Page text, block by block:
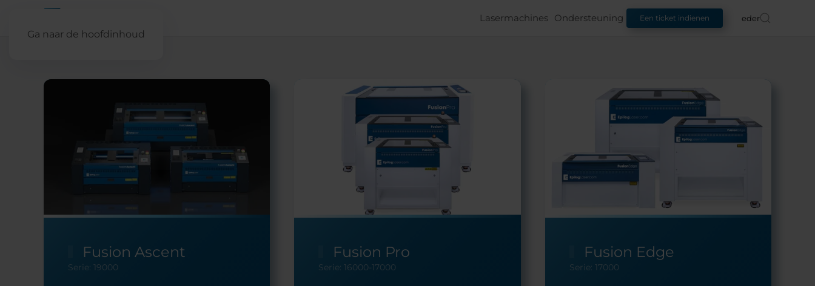
Ga naar de hoofdinhoud
Lasermachines Ondersteuning Een ticket indienen Nederlands
Fusion Ascent
Serie: 19000
Fusion Pro
Serie: 16000-17000
Fusion Edge
Serie: 17000